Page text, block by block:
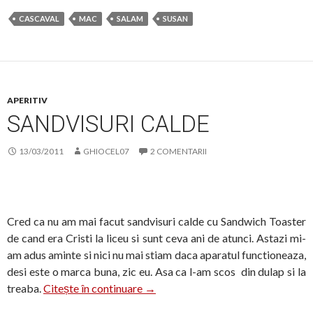
CASCAVAL MAC SALAM SUSAN
APERITIV
SANDVISURI CALDE
13/03/2011 GHIOCEL07 2 COMENTARII
Cred ca nu am mai facut sandvisuri calde cu Sandwich Toaster
de cand era Cristi la liceu si sunt ceva ani de atunci. Astazi mi-
am adus aminte si nici nu mai stiam daca aparatul functioneaza,
desi este o marca buna, zic eu. Asa ca l-am scos din dulap si la
treaba.Citește în continuare Sandvisuri calde
→